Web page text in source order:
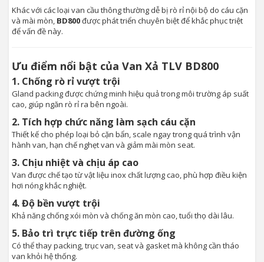
Khác với các loại van cầu thông thường dễ bị rò rỉ nội bộ do cáu cặn
và mài mòn, BD800được phát triển chuyên biệt để khắc phục triệt
để vấn đề này.
Ưu điểm nổi bật của Van Xả TLV BD800
1. Chống rò rỉ vượt trội
Gland packing được chứng minh hiệu quả trong môi trường áp suất
cao, giúp ngăn rò rỉ ra bên ngoài.
2. Tích hợp chức năng làm sạch cáu cặn
Thiết kế cho phép loại bỏ cặn bẩn, scale ngay trong quá trình vận
hành van, hạn chế nghẹt van và giảm mài mòn seat.
3. Chịu nhiệt và chịu áp cao
Van được chế tạo từ vật liệu inox chất lượng cao, phù hợp điều kiện
hơi nóng khắc nghiệt.
4. Độ bền vượt trội
Khả năng chống xói mòn và chống ăn mòn cao, tuổi thọ dài lâu.
5. Bảo trì trực tiếp trên đường ống
Có thể thay packing, trục van, seat và gasket mà không cần tháo
van khỏi hệ thống.